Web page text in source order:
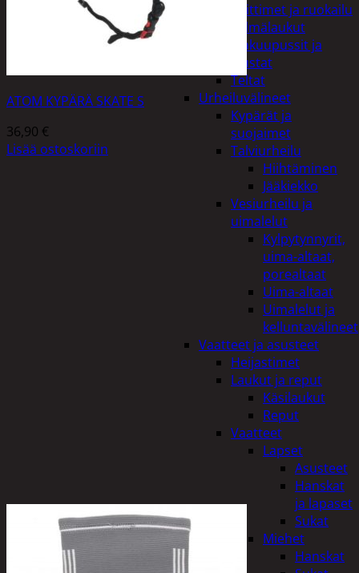
Keittimet ja ruokailu
Kylmälaukut
Makuupussit ja
alustat
Teltat
Urheiluvälineet
Kypärät ja
suojaimet
Talviurheilu
Hiihtäminen
Jääkiekko
Vesiurheilu ja
uimalelut
Kylpytynnyrit,
uima-altaat,
porealtaat
Uima-altaat
Uimalelut ja
kelluntavälineet
Vaatteet ja asusteet
Heijastimet
Laukut ja reput
Käsilaukut
Reput
Vaatteet
Lapset
Asusteet
Hanskat
ja lapaset
Sukat
Miehet
Hanskat
ATOM KYPÄRÄ SKATE S
36,90 €
Lisää ostoskoriin